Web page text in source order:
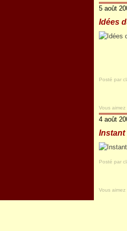
5 août
Idées
Posté par
Vous aimez
4 août
Instant
Posté par
Vous aimez